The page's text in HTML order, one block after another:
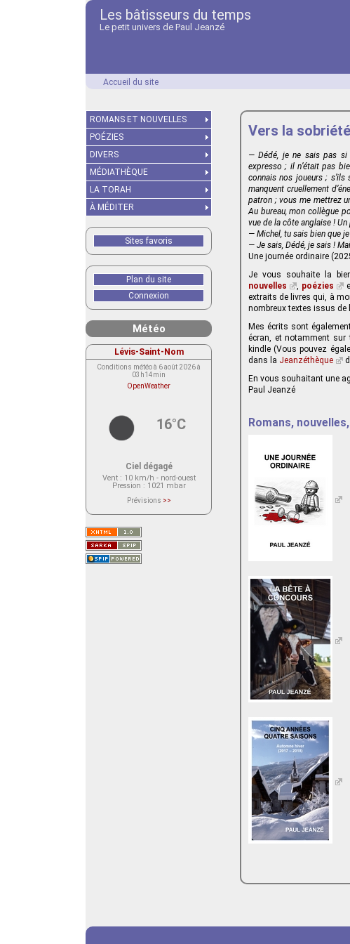
Les bâtisseurs du temps
Le petit univers de Paul Jeanzé
Accueil du site
Vers la
— Dédé, je ne sais pas si
expresso ; il n’était pas
connais nos joueurs ;
manquent cruellement
patron ; vous me mettrez
Au bureau, mon collègue
vue de la côte anglaise !
— Michel, tu sais bien que
— Je sais, Dédé, je sais !
Une journée ordinaire
Je vous souhaite la
nouvelles
, poézies
extraits de livres qui, à
nombreux textes issus de
Mes écrits sont
écran, et notamment sur
kindle (Vous pouvez
dans la Jeanzéthèque
En vous souhaitant une
Paul Jeanzé
Romans,
ROMANS ET NOUVELLES
POÉZIES
DIVERS
MÉDIATHÈQUE
LA TORAH
À MÉDITER
Sites favoris
Plan du site
Connexion
Météo
Lévis-Saint-Nom
Conditions météo à 6 août 2026 à
03h14min
OpenWeather
16°C
Ciel dégagé
Vent: 10 km/h - nord-ouest
Pression : 1021 mbar
Prévisions >>
actuellement aucune prévision
Saint-Nom.
Veuillez consulter le message du
service ci-dessous.
(401 - Invalid API key. Please see
https://openweathermap.org/faq#error401